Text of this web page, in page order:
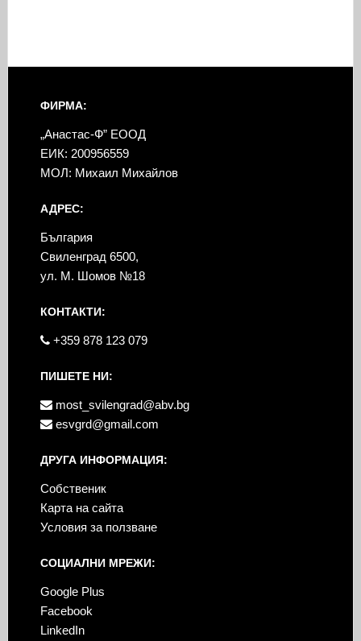
ФИРМА:
„Анастас-Ф” ЕООД
ЕИК: 200956559
МОЛ: Михаил Михайлов
АДРЕС:
България
Свиленград 6500,
ул. М. Шомов №18
КОНТАКТИ:
+359 878 123 079
ПИШЕТЕ НИ:
most_svilengrad@abv.bg
esvgrd@gmail.com
ДРУГА ИНФОРМАЦИЯ:
Собственик
Карта на сайта
Условия за ползване
СОЦИАЛНИ МРЕЖИ:
Google Plus
Facebook
LinkedIn